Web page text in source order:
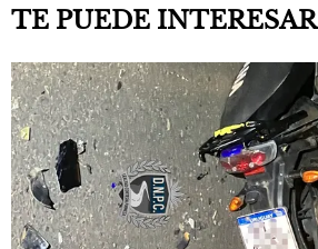
TE PUEDE INTERESAR